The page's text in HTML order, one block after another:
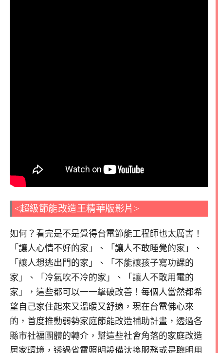
<超級節能改造王精華版影片>
如何？看完是不是覺得台電節能工程師也太厲害！
「讓人心情不好的家」、「讓人不敢睡覺的家」、
「讓人想逃出門的家」、「不能讓孩子寫功課的
家」、「冷氣吹不冷的家」、「讓人不敢用電的
家」，這些都可以一一擊破改善！每個人當然都希
望自己家住起來又溫暖又舒適，現在台電佛心來
的，首度推動弱勢家庭節能改造補助計畫，透過各
縣市社福團體的轉介，幫這些社會角落的家庭改造
居家環境，透過省電照明設備汰換服務或是聰明用